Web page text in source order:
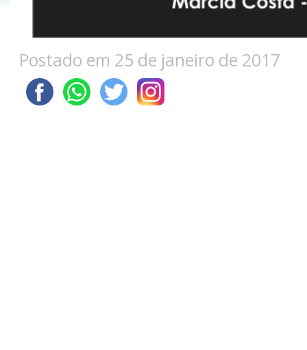
Postado em 25 de janeiro de 2017